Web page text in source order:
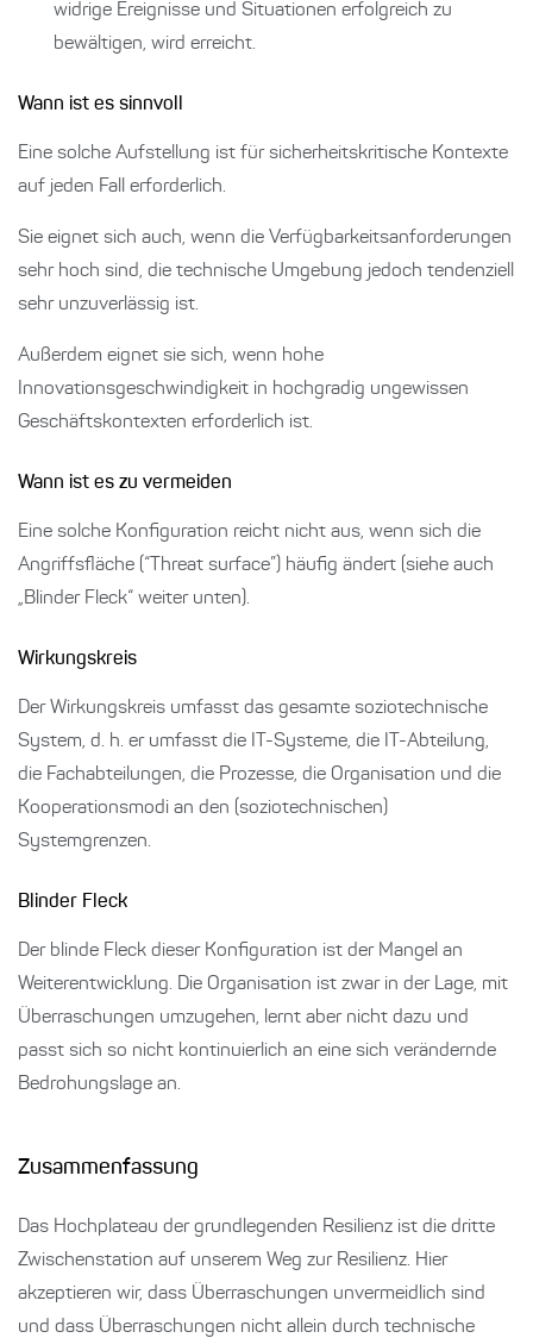
widrige Ereignisse und Situationen erfolgreich zu
bewältigen, wird erreicht.
Wann ist es sinnvoll
Eine solche Aufstellung ist für sicherheitskritische Kontexte
auf jeden Fall erforderlich.
Sie eignet sich auch, wenn die Verfügbarkeitsanforderungen
sehr hoch sind, die technische Umgebung jedoch tendenziell
sehr unzuverlässig ist.
Außerdem eignet sie sich, wenn hohe
Innovationsgeschwindigkeit in hochgradig ungewissen
Geschäftskontexten erforderlich ist.
Wann ist es zu vermeiden
Eine solche Konfiguration reicht nicht aus, wenn sich die
Angriffsfläche (“Threat surface”) häufig ändert (siehe auch
„Blinder Fleck“ weiter unten).
Wirkungskreis
Der Wirkungskreis umfasst das gesamte soziotechnische
System, d. h. er umfasst die IT-Systeme, die IT-Abteilung,
die Fachabteilungen, die Prozesse, die Organisation und die
Kooperationsmodi an den (soziotechnischen)
Systemgrenzen.
Blinder Fleck
Der blinde Fleck dieser Konfiguration ist der Mangel an
Weiterentwicklung. Die Organisation ist zwar in der Lage, mit
Überraschungen umzugehen, lernt aber nicht dazu und
passt sich so nicht kontinuierlich an eine sich verändernde
Bedrohungslage an.
Zusammenfassung
Das Hochplateau der grundlegenden Resilienz ist die dritte
Zwischenstation auf unserem Weg zur Resilienz. Hier
akzeptieren wir, dass Überraschungen unvermeidlich sind
und dass Überraschungen nicht allein durch technische